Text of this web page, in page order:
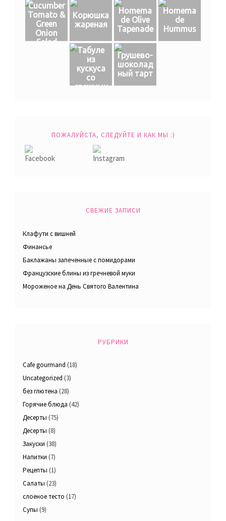
Cucumber
Tomato &
Green
Onion
Salad
Корюшка
жареная
Homema
de Olive
Tapenade
Homema
de
Hummus
Табуле
из
кускуса
со
свежими
Грушево-
шоколад
ный тарт
ПОЖАЛУЙСТА, СЛЕДУЙТЕ И КАК МЫ :)
СВЕЖИЕ ЗАПИСИ
Клафути с вишней
Финансье
Баклажаны запеченные с помидорами
Французские блины из гречневой муки
Мороженое на День Святого Валентина
РУБРИКИ
Cafe gourmand (18)
Uncategorized (3)
без глютена (28)
Горячие блюда (42)
Десерты (75)
Десерты (8)
Закуски (38)
Напитки (7)
Рецепты (1)
Салаты (23)
слоеное тесто (17)
Супы (9)